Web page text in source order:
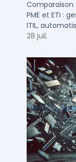
Comparaison
PME et ETI :
ITIL,
d'usage par
28 juil.